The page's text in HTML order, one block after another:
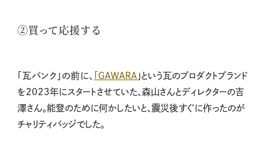
②買って応援する
「瓦バンク」の前に、 GAWARA」という瓦のプロダクトブランド
を2023年にスタートさせていた、森山さんとディレクターの吉
澤さん。能登のために何かしたいと、震災後すぐに作ったのが
チャリティバッジでした。